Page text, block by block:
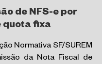
de NFS-e por
quota fixa
Normativa SF/SUREM
da Nota Fiscal de